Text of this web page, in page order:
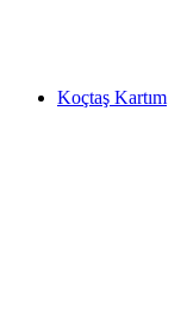
Koçtaş Kartım